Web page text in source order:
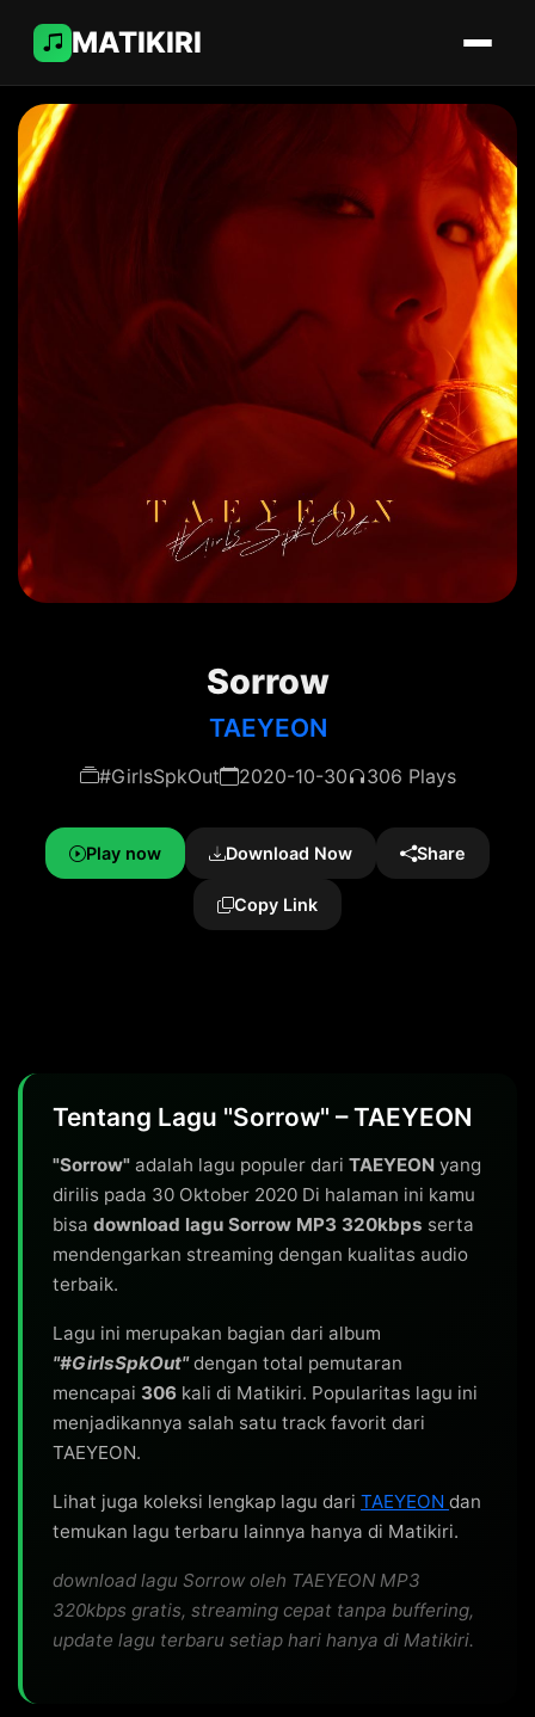
MATIKIRI
Sorrow
TAEYEON
#GirlsSpkOut 2020-10-30 306 Plays
Play now Download Now Share
Copy Link
Tentang Lagu "Sorrow" – TAEYEON
"Sorrow" adalah lagu populer dari TAEYEON yang
dirilis pada 30 Oktober 2020 Di halaman ini kamu
bisa download lagu Sorrow MP3 320kbps serta
mendengarkan streaming dengan kualitas audio
terbaik.
Lagu ini merupakan bagian dari album
"#GirlsSpkOut"dengan total pemutaran
mencapai 306 kali di Matikiri. Popularitas lagu ini
menjadikannya salah satu track favorit dari
TAEYEON.
Lihat juga koleksi lengkap lagu dari TAEYEON dan
temukan lagu terbaru lainnya hanya di Matikiri.
download lagu Sorrow oleh TAEYEON MP3
320kbps gratis, streaming cepat tanpa buffering,
update lagu terbaru setiap hari hanya di Matikiri.